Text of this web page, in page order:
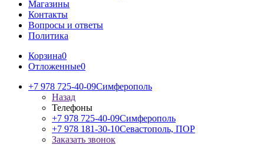
Магазины
Контакты
Вопросы и ответы
Политика
Корзина0
Отложенные0
+7 978 725-40-09Симферополь
Назад
Телефоны
+7 978 725-40-09Симферополь
+7 978 181-30-10Севастополь, ПОР
Заказать звонок